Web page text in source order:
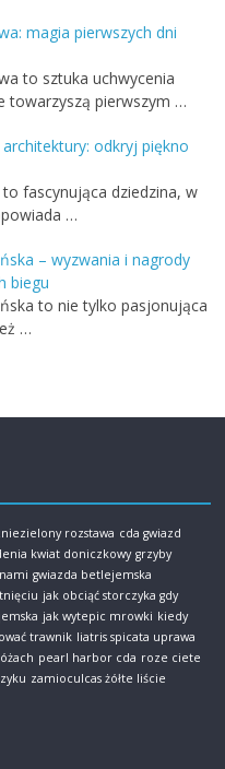
magia pierwszych dni
to sztuka uchwycenia
towarzyszą pierwszym …
odkryj piękno
fascynująca dziedzina, w
…
– wyzwania i nagrody
biegu
to nie tylko pasjonująca
…
rozstawa cda gwiazd
kwiat doniczkowy grzyby
gwiazda betlejemska
jak obciąć storczyka gdy
jak wytepic mrowki kiedy
trawnik liatris spicata uprawa
pearl harbor cda roze ciete
zamioculcas żółte liście